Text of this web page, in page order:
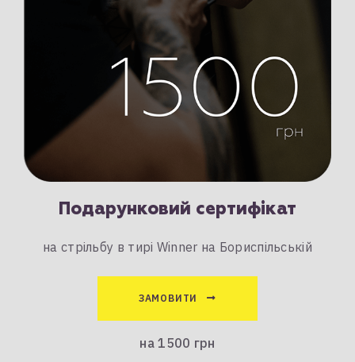
Подарунковий сертифікат
на стрільбу в тирі Winner на Бориспільській
ЗАМОВИТИ
на 1500 грн